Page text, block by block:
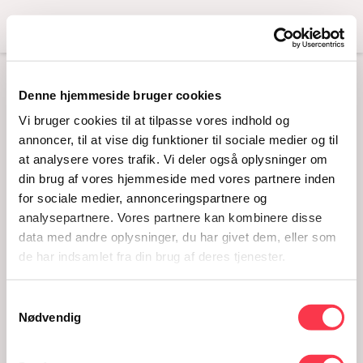
Denne hjemmeside bruger cookies
Vi bruger cookies til at tilpasse vores indhold og
annoncer, til at vise dig funktioner til sociale medier og til
at analysere vores trafik. Vi deler også oplysninger om
din brug af vores hjemmeside med vores partnere inden
for sociale medier, annonceringspartnere og
analysepartnere. Vores partnere kan kombinere disse
data med andre oplysninger, du har givet dem, eller som
de har indsamlet fra din brug af deres tjenester.
Nødvendig
Menu
KONCERT MED
TIGEROAK –
FESTUGE PÅ
KVINDEMUSEET
06.09.2019 · kl. 16